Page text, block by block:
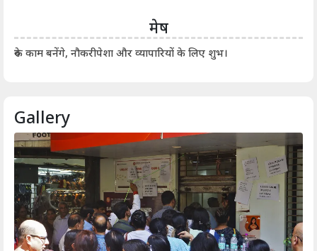
मेष
रुके काम बनेंगे, नौकरीपेशा और व्यापारियों के लिए शुभ।
Gallery